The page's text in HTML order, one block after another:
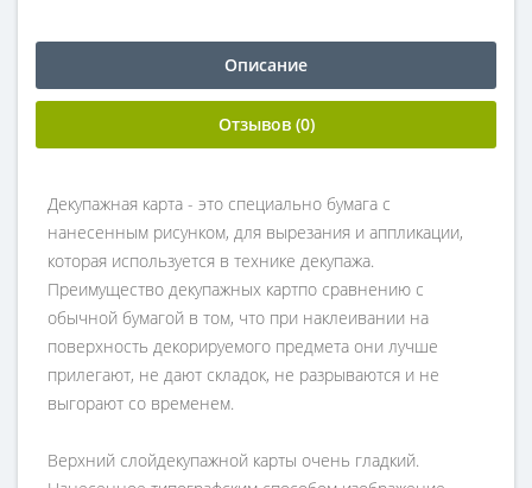
Описание
Отзывов (0)
Декупажная карта - это специально бумага с
нанесенным рисунком, для вырезания и аппликации,
которая используется в технике декупажа.
Преимущество декупажных картпо сравнению с
обычной бумагой в том, что при наклеивании на
поверхность декорируемого предмета они лучше
прилегают, не дают складок, не разрываются и не
выгорают со временем.
Верхний слойдекупажной карты очень гладкий.